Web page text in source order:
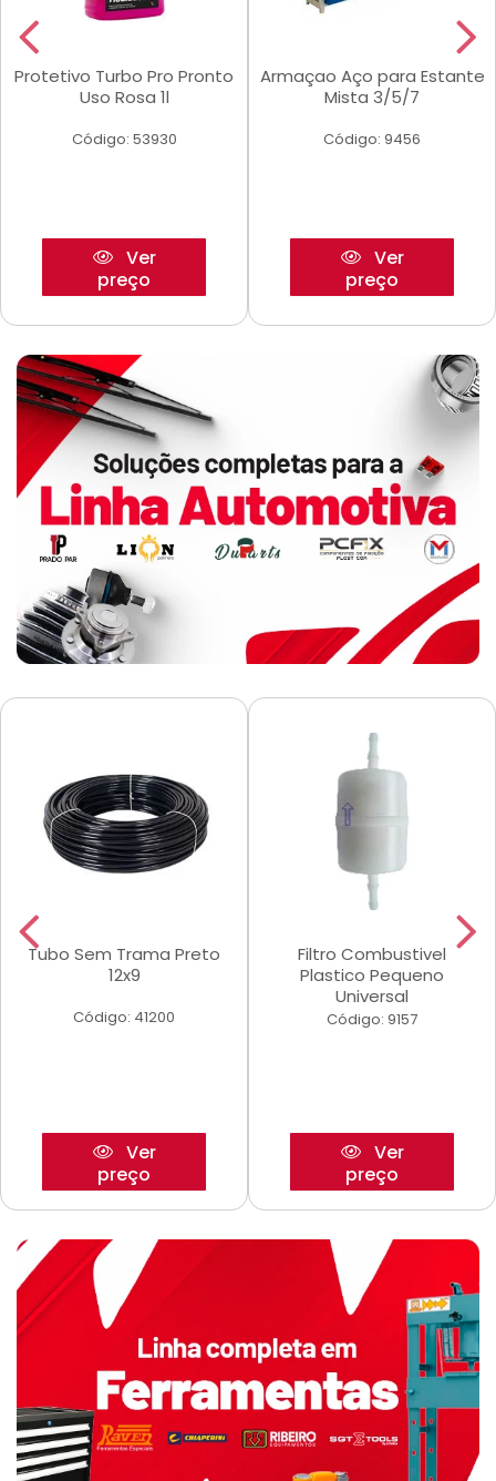
Protetivo Turbo Pro Pronto
Uso Rosa 1l
Código: 53930
Ver
preço
Armaçao Aço para Estante
Mista 3/5/7
Código: 9456
Ver
preço
Tubo Sem Trama Preto
12x9
Código: 41200
Ver
preço
Filtro Combustivel
Plastico Pequeno
Universal
Código: 9157
Ver
preço